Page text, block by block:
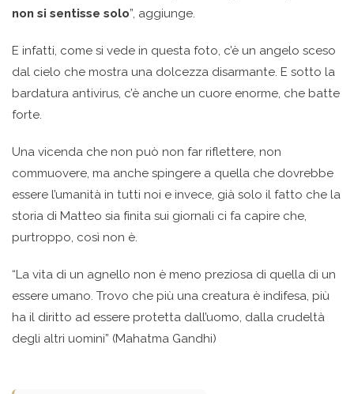
non si sentisse solo”, aggiunge.
E infatti, come si vede in questa foto, c’è un angelo sceso
dal cielo che mostra una dolcezza disarmante. E sotto la
bardatura antivirus, c’è anche un cuore enorme, che batte
forte.
Una vicenda che non può non far riflettere, non
commuovere, ma anche spingere a quella che dovrebbe
essere l’umanità in tutti noi e invece, già solo il fatto che la
storia di Matteo sia finita sui giornali ci fa capire che,
purtroppo, così non è.
“La vita di un agnello non è meno preziosa di quella di un
essere umano. Trovo che più una creatura è indifesa, più
ha il diritto ad essere protetta dall’uomo, dalla crudeltà
degli altri uomini” (Mahatma Gandhi)